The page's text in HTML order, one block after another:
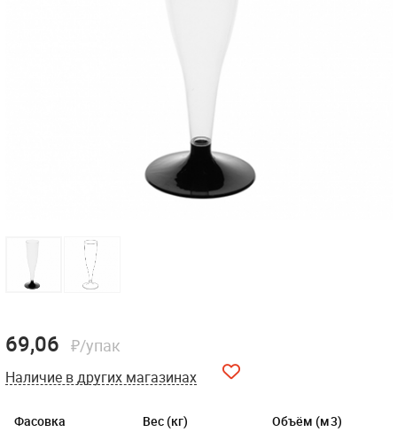
Фасовка Вес (кг) Объём (м3)
69,06 ₽/упак
Наличие в других магазинах